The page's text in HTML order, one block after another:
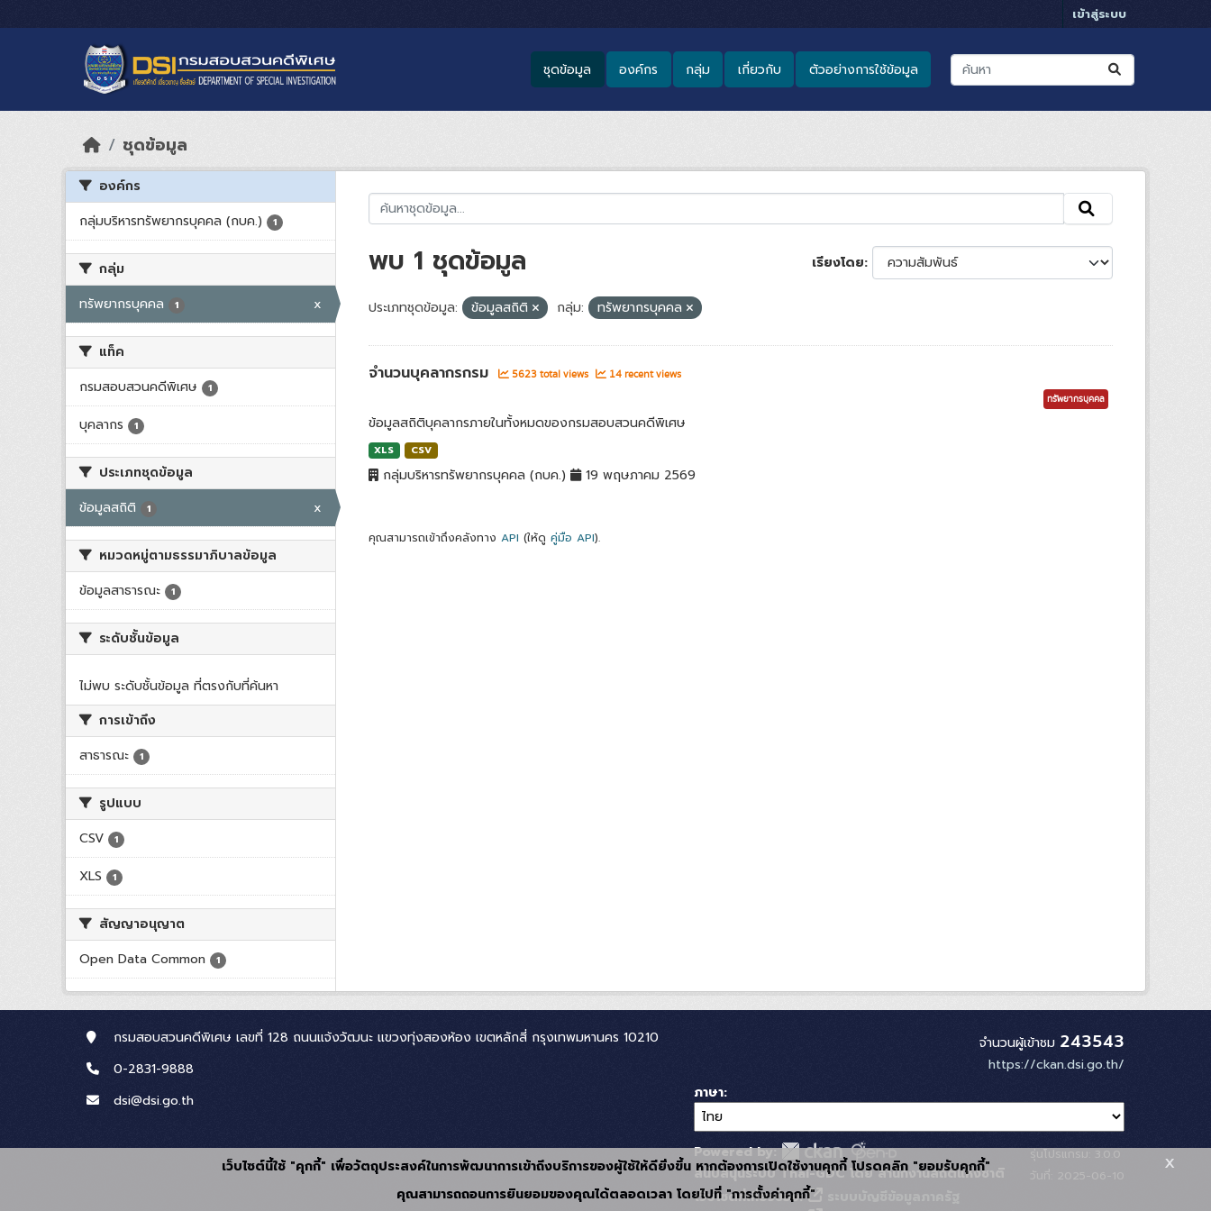
เข้าสู่ระบบ
ชุดข้อมูล องค์กร กลุ่ม เกี่ยวกับ ตัวอย่างการใช้ข้อมูล
ชุดข้อมูล
องค์กร
กลุ่มบริหารทรัพยากรบุคคล (กบค.)
1
กลุ่ม
ทรัพยากรบุคคล
1 x
แท็ค
กรมสอบสวนคดีพิเศษ
1
บุคลากร 1
ประเภทชุดข้อมูล
ข้อมูลสถิติ
1 x
หมวดหมู่ตามธรรมาภิบาลข้อมูล
ข้อมูลสาธารณะ
1
ระดับชั้นข้อมูล
ไม่พบ ระดับชั้นข้อมูล ที่ตรงกับที่ค้นหา
การเข้าถึง
สาธารณะ
1
รูปแบบ
CSV
1
XLS 1
สัญญาอนุญาต
Open Data Common
1
เรียงโดย
พบ 1 ชุดข้อมูล
ประเภทชุดข้อมูล: ข้อมูลสถิติ กลุ่ม: ทรัพยากรบุคคล
จำนวนบุคลากรกรม 5623 total views 14 recent views
ทรัพยากรบุคคล
ข้อมูลสถิติบุคลากรภายในทั้งหมดของกรมสอบสวนคดีพิเศษ
XLS CSV
กลุ่มบริหารทรัพยากรบุคคล (กบค.) 19 พฤษภาคม 2569
คุณสามารถเข้าถึงคลังทาง API (ให้ดู คู่มือ API).
กรมสอบสวนคดีพิเศษ เลขที่ 128 ถนนแจ้งวัฒนะ แขวงทุ่งสองห้อง เขตหลักสี่ กรุงเทพมหานคร 10210
0-2831-9888
dsi@dsi.go.th
จำนวนผู้เข้าชม 243543
https://ckan.dsi.go.th/
ภาษา
Powered by:
สนับสนุนระบบ Thai-GDC โดย สำนักงานสถิติแห่งชาติ
เว็บไซต์ที่เกี่ยวข้อง:
เว็บไซต์นี้ใช้ "คุกกี้" เพื่อวัตถุประสงค์ในการพัฒนาการเข้าถึงบริการของผู้ใช้ให้ดียิ่งขึ้น หากต้องการเปิดใช้งานคุกกี้ โปรดคลิก "ยอมรับคุกกี้"
คุณสามารถถอนการยินยอมของคุณได้ตลอดเวลา โดยไปที่ "การตั้งค่าคุกกี้"
x